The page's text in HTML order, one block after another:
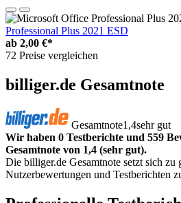
Professional Plus 2021 ESD
ab 2,00 €*
72 Preise vergleichen
billiger.de Gesamtnote
Gesamtnote1,4sehr gut
Wir haben 0 Testberichte und 559
Gesamtnote von 1,4 (sehr gut).
Die billiger.de Gesamtnote setzt sich zu
Nutzerbewertungen und Testberichten